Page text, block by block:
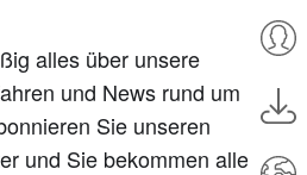
alles über unsere
und News rund um
Sie unseren
und Sie bekommen alle